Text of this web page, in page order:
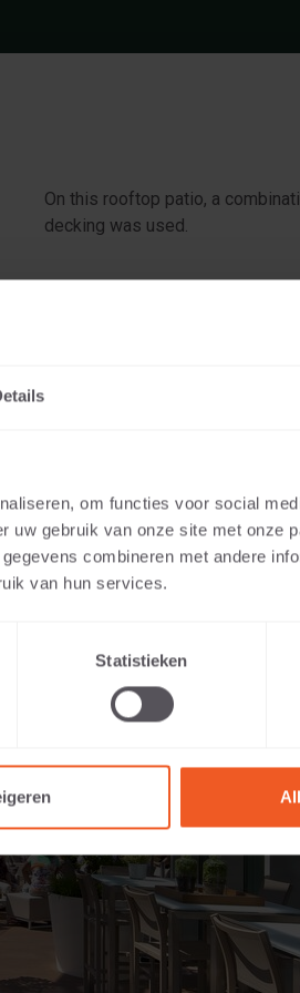
om functies voor social
uw gebruik van onze site met onze
combineren met andere
van hun services.
Statistieken
On this rooftop patio, a
decking was used.